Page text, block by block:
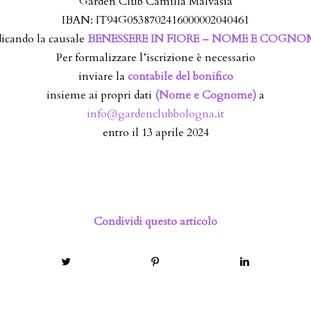
IBAN: IT94G0538702416000002040461
la causale BENESSERE IN FIORE – NOME E
Per formalizzare l’iscrizione è necessario
inviare la contabile del bonifico
insieme ai propri dati (Nome e Cognome)a
info@gardenclubbologna.it
entro il 13 aprile 2024
Condividi questo articolo